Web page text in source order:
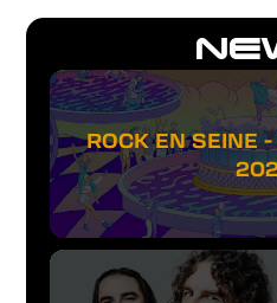
ROCK EN SEINE